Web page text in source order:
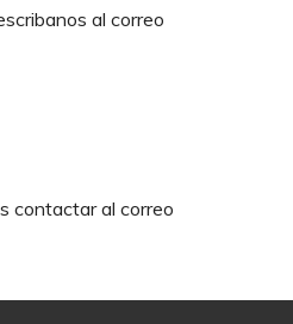
al correo
contactar al correo